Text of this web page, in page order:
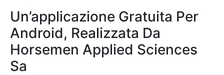
Un’applicazione Gratuita Per
Android, Realizzata Da
Horsemen Applied Sciences
Sa